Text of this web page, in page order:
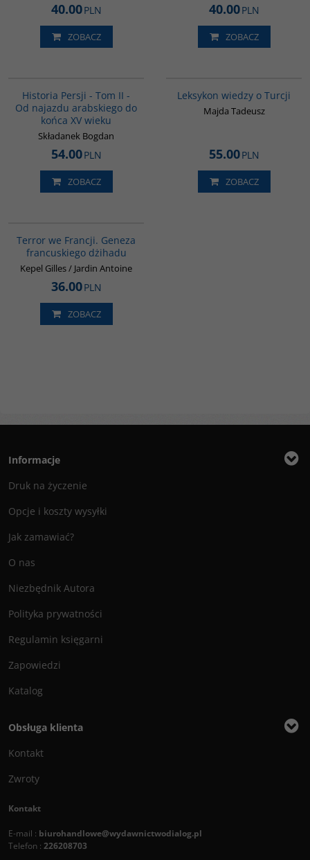
40.00PLN
ZOBACZ
40.00PLN
ZOBACZ
Historia Persji - Tom II -
Od najazdu arabskiego do
końca XV wieku
Składanek Bogdan
54.00PLN
ZOBACZ
Leksykon wiedzy o Turcji
Majda Tadeusz
55.00PLN
ZOBACZ
Terror we Francji. Geneza
francuskiego dżihadu
Kepel Gilles / Jardin Antoine
36.00PLN
ZOBACZ
Informacje
Druk na życzenie
Opcje i koszty wysyłki
Jak zamawiać?
O nas
Niezbędnik Autora
Polityka prywatności
Regulamin księgarni
Zapowiedzi
Katalog
Obsługa klienta
Kontakt
Zwroty
Kontakt
E-mail : biurohandlowe@wydawnictwodialog.pl
Telefon : 226208703